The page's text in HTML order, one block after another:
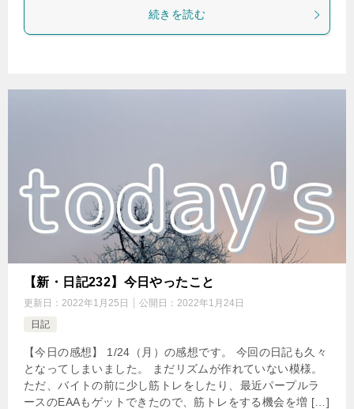
続きを読む
【新・日記232】今日やったこと
更新日： 2022年1月25日 公開日： 2022年1月24日
日記
【今日の感想】 1/24（月）の感想です。 今回の日記も久々
となってしまいました。 まだリズムが作れていない模様。
ただ、バイトの前に少し筋トレをしたり、最近パープルラ
ースのEAAもゲットできたので、筋トレをする機会を増 […]